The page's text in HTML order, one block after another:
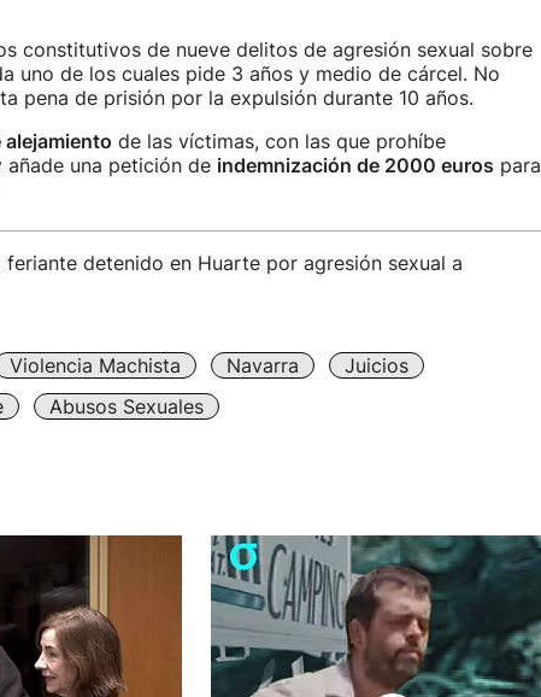
constitutivos de nueve delitos de agresión sexual sobre
uno de los cuales pide 3 años y medio de cárcel. No
pena de prisión por la expulsión durante 10 años.
alejamiento de las víctimas, con las que prohíbe
una petición de indemnización de 2000 euros para
detenido en Huarte por agresión sexual a
Violencia Machista Navarra
Juicios
Abusos Sexuales